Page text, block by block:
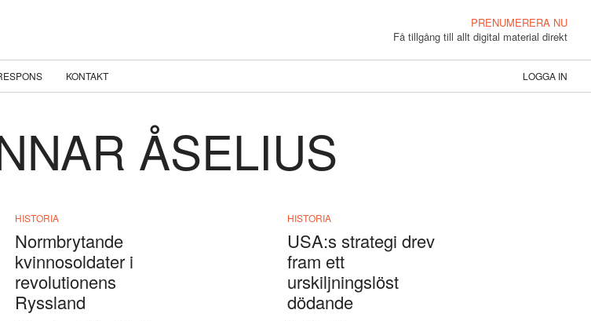
PRENUMERERA NU
Få tillgång till allt digital material direkt
KONTAKT LOGGA IN
ÅSELIUS
HISTORIA
Normbrytande
kvinnosoldater i
revolutionens
Ryssland
HISTORIA
USA:s strategi drev
fram ett
urskiljningslöst
dödande